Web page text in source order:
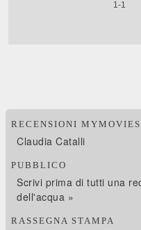
RECENSIONI MYMOVIES
Claudia Catalli
PUBBLICO
Scrivi prima di tutti una
dell'acqua »
RASSEGNA STAMPA